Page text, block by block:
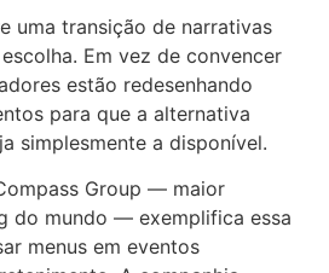
uma transição de narrativas
Em vez de convencer
estão redesenhando
para que a alternativa
simplesmente a disponível.
Group — maior
do mundo — exemplifica essa
menus em eventos